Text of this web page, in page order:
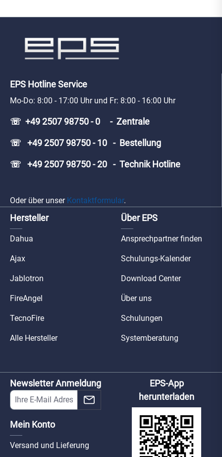
EPS Hotline Service
Mo-Do: 8:00 - 17:00 Uhr und Fr: 8:00 - 16:00 Uhr
☏ +49 2507 98750 - 0 - Zentrale
☏ +49 2507 98750 - 10 - Bestellung
☏ +49 2507 98750 - 20 - Technik Hotline
Oder über unser Kontaktformular.
Hersteller
Dahua
Ajax
Jablotron
FireAngel
TecnoFire
Alle Hersteller
Über EPS
Ansprechpartner finden
Schulungs-Kalender
Download Center
Über uns
Schulungen
Systemberatung
Newsletter Anmeldung
Mein Konto
Versand und Lieferung
EPS-App
herunterladen